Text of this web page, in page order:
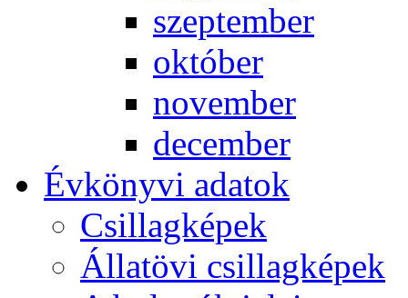
szep­tem­ber
ok­tó­ber
no­vem­ber
de­cem­ber
Év­köny­vi ada­tok
Csil­lag­ké­pek
Ál­lat­övi csil­lag­ké­pek